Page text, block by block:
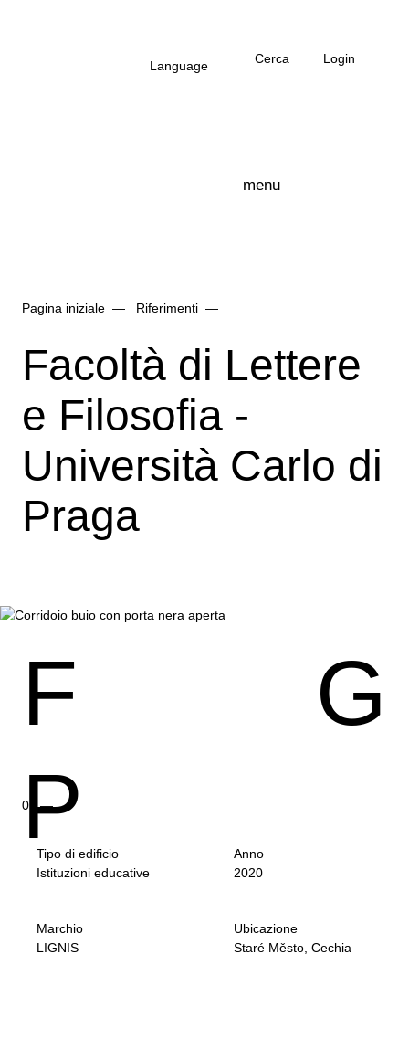
Language Cerca Login
menu
Pagina iniziale Riferimenti
Facoltà di Lettere
e Filosofia -
Università Carlo di
Praga
F
G
P
Tipo di edificio
Istituzioni educative
Anno
2020
Marchio
LIGNIS
Ubicazione
Staré Město, Cechia